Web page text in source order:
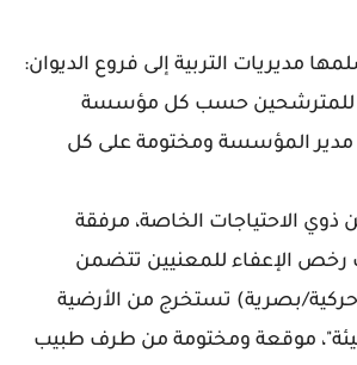
مديريات التربية إلى فروع الديوان:
للمترشحين حسب كل مؤسسة
المؤسسة ومختومة على كل
ذوي الاحتياجات الخاصة، مرفقة
رخص الإعفاء للمعنيين تتضمن
بصرية) تستخرج من الأرضية
موقعة ومختومة من طرف طبيب